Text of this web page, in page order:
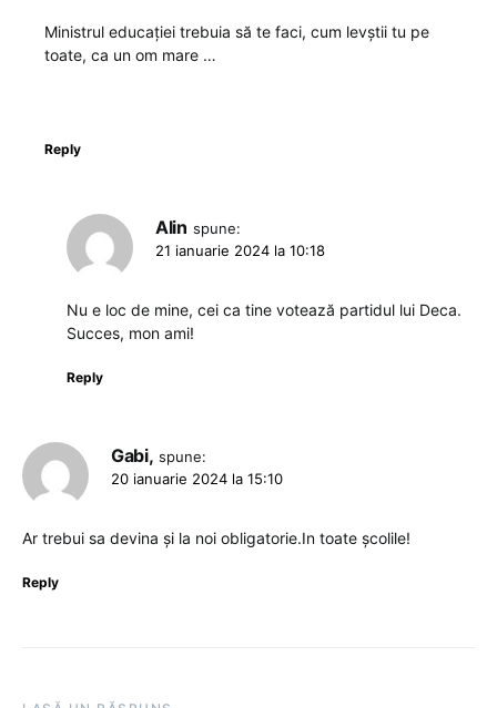
Ministrul educației trebuia să te faci, cum levștii tu pe
toate, ca un om mare …
Reply
Alin spune:
21 ianuarie 2024 la 10:18
Nu e loc de mine, cei ca tine votează partidul lui Deca.
Succes, mon ami!
Reply
Gabi, spune:
20 ianuarie 2024 la 15:10
Ar trebui sa devina și la noi obligatorie.In toate școlile!
Reply